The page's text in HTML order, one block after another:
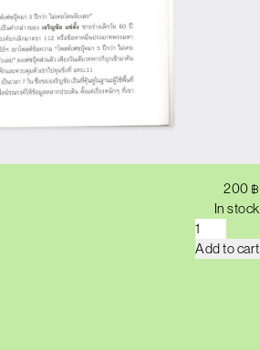
200 ฿
In stock
เ
มื่
อ
Add to cart